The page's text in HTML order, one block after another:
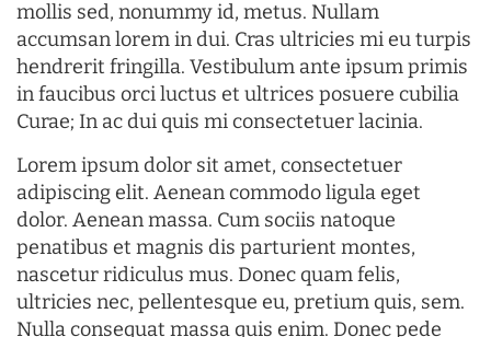
mollis sed, nonummy id, metus. Nullam
accumsan lorem in dui. Cras ultricies mi eu turpis
hendrerit fringilla. Vestibulum ante ipsum primis
in faucibus orci luctus et ultrices posuere cubilia
Curae; In ac dui quis mi consectetuer lacinia.
Lorem ipsum dolor sit amet, consectetuer
adipiscing elit. Aenean commodo ligula eget
dolor. Aenean massa. Cum sociis natoque
penatibus et magnis dis parturient montes,
nascetur ridiculus mus. Donec quam felis,
ultricies nec, pellentesque eu, pretium quis, sem.
Nulla consequat massa quis enim. Donec pede